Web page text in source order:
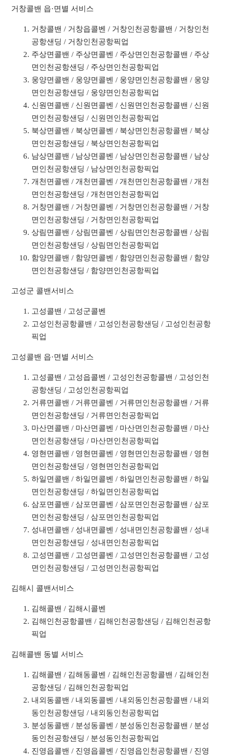
거창콜밴 읍·면별 서비스
거창콜밴 / 거창읍콜벤 / 거창인천공항콜밴 / 거창인천
공항샌딩 / 거창인천공항픽업
주상면콜밴 / 주상면콜벤 / 주상면인천공항콜밴 / 주상
면인천공항샌딩 / 주상면인천공항픽업
웅양면콜밴 / 웅양면콜벤 / 웅양면인천공항콜밴 / 웅양
면인천공항샌딩 / 웅양면인천공항픽업
신원면콜밴 / 신원면콜벤 / 신원면인천공항콜밴 / 신원
면인천공항샌딩 / 신원면인천공항픽업
북상면콜밴 / 북상면콜벤 / 북상면인천공항콜밴 / 북상
면인천공항샌딩 / 북상면인천공항픽업
남상면콜밴 / 남상면콜벤 / 남상면인천공항콜밴 / 남상
면인천공항샌딩 / 남상면인천공항픽업
개천면콜밴 / 개천면콜벤 / 개천면인천공항콜밴 / 개천
면인천공항샌딩 / 개천면인천공항픽업
거창면콜밴 / 거창면콜벤 / 거창면인천공항콜밴 / 거창
면인천공항샌딩 / 거창면인천공항픽업
상림면콜밴 / 상림면콜벤 / 상림면인천공항콜밴 / 상림
면인천공항샌딩 / 상림면인천공항픽업
함양면콜밴 / 함양면콜벤 / 함양면인천공항콜밴 / 함양
면인천공항샌딩 / 함양면인천공항픽업
고성군 콜밴서비스
고성콜밴 / 고성군콜벤
고성인천공항콜밴 / 고성인천공항샌딩 / 고성인천공항
픽업
고성콜밴 읍·면별 서비스
고성콜밴 / 고성읍콜벤 / 고성인천공항콜밴 / 고성인천
공항샌딩 / 고성인천공항픽업
거류면콜밴 / 거류면콜벤 / 거류면인천공항콜밴 / 거류
면인천공항샌딩 / 거류면인천공항픽업
마산면콜밴 / 마산면콜벤 / 마산면인천공항콜밴 / 마산
면인천공항샌딩 / 마산면인천공항픽업
영현면콜밴 / 영현면콜벤 / 영현면인천공항콜밴 / 영현
면인천공항샌딩 / 영현면인천공항픽업
하일면콜밴 / 하일면콜벤 / 하일면인천공항콜밴 / 하일
면인천공항샌딩 / 하일면인천공항픽업
삼포면콜밴 / 삼포면콜벤 / 삼포면인천공항콜밴 / 삼포
면인천공항샌딩 / 삼포면인천공항픽업
성내면콜밴 / 성내면콜벤 / 성내면인천공항콜밴 / 성내
면인천공항샌딩 / 성내면인천공항픽업
고성면콜밴 / 고성면콜벤 / 고성면인천공항콜밴 / 고성
면인천공항샌딩 / 고성면인천공항픽업
김해시 콜밴서비스
김해콜밴 / 김해시콜벤
김해인천공항콜밴 / 김해인천공항샌딩 / 김해인천공항
픽업
김해콜밴 동별 서비스
김해콜밴 / 김해동콜벤 / 김해인천공항콜밴 / 김해인천
공항샌딩 / 김해인천공항픽업
내외동콜밴 / 내외동콜벤 / 내외동인천공항콜밴 / 내외
동인천공항샌딩 / 내외동인천공항픽업
분성동콜밴 / 분성동콜벤 / 분성동인천공항콜밴 / 분성
동인천공항샌딩 / 분성동인천공항픽업
진영읍콜밴 / 진영읍콜벤 / 진영읍인천공항콜밴 / 진영